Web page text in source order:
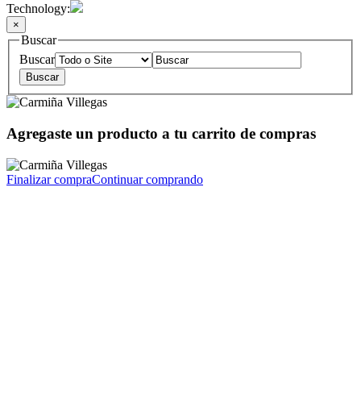
Technology:
×
Buscar
Buscar
Agregaste un producto a tu carrito de compras
Finalizar compraContinuar comprando